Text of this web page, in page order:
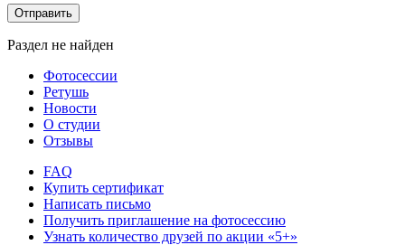
Отправить
Раздел не найден
Фотосессии
Ретушь
Новости
О студии
Отзывы
FAQ
Купить сертификат
Написать письмо
Получить приглашение на фотосессию
Узнать количество друзей по акции «5+»